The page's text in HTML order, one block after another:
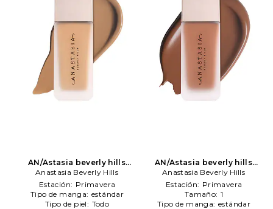
AN/Astasia beverly hills
maquillaje perfecteng
blurreng foundation en
color belleza: N/A Anastasia
Beverly Hills
Anastasia Beverly Hills
Estación: Primavera
Tipo de manga: estándar
Tipo de piel: Todo
AN/Astasia beverly hills
maquillaje perfecteng
blurreng foundation en
color belleza: N/A Anastasia
Beverly Hills
Anastasia Beverly Hills
Estación: Primavera
Tamaño: 1
Tipo de manga: estándar